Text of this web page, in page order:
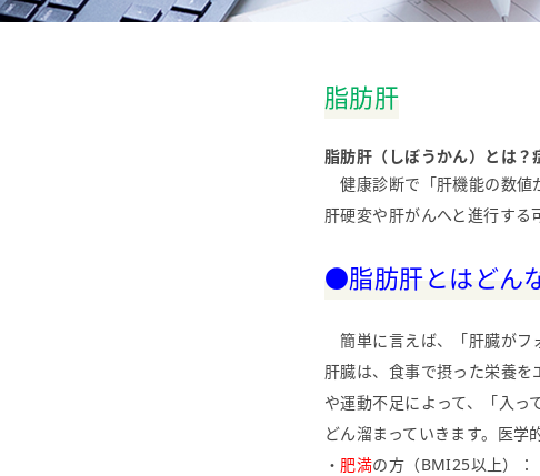
脂肪肝
脂肪肝（しぼうかん）とは
健康診断で「肝機能の数値
肝硬変や肝がんへと進行する
●脂肪肝とはどん
簡単に言えば、「肝臓がフ
肝臓は、食事で摂った栄養
や運動不足によって、「入
どん溜まっていきます。医学
・ 肥満の方（BMI25以上）：